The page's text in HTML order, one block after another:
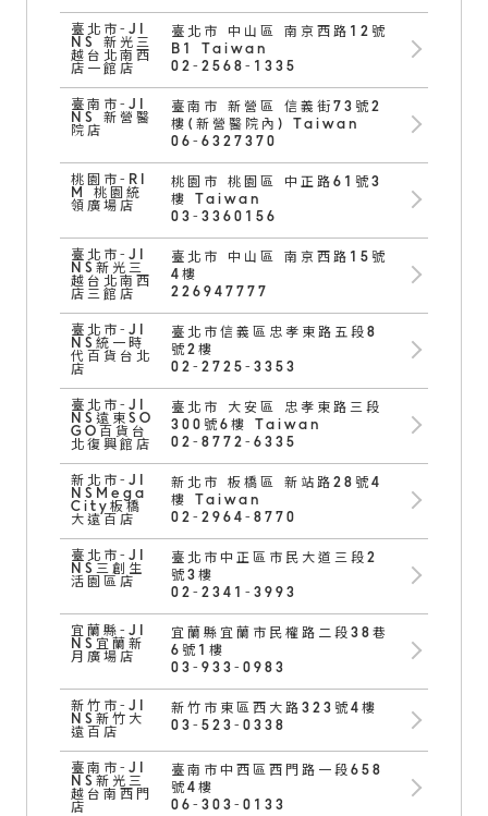
臺北市-JI
NS 新光三
越台北南西
店一館店
臺北市 中山區 南京西路12號
B1 Taiwan
02-2568-1335
臺南市-JI
NS 新營醫
院店
臺南市 新營區 信義街73號2
樓(新營醫院內) Taiwan
06-6327370
桃園市-RI
M 桃園統
領廣場店
桃園市 桃園區 中正路61號3
樓 Taiwan
03-3360156
臺北市-JI
NS新光三
越台北南西
店三館店
臺北市 中山區 南京西路15號
4樓
226947777
臺北市-JI
NS統一時
代百貨台北
店
臺北市信義區忠孝東路五段8
號2樓
02-2725-3353
臺北市-JI
NS遠東SO
GO百貨台
北復興館店
臺北市 大安區 忠孝東路三段
300號6樓 Taiwan
02-8772-6335
新北市-JI
NSMega
City板橋
大遠百店
新北市 板橋區 新站路28號4
樓 Taiwan
02-2964-8770
臺北市-JI
NS三創生
活園區店
臺北市中正區市民大道三段2
號3樓
02-2341-3993
宜蘭縣-JI
NS宜蘭新
月廣場店
宜蘭縣宜蘭市民權路二段38巷
6號1樓
03-933-0983
新竹市-JI
NS新竹大
遠百店
新竹市東區西大路323號4樓
03-523-0338
臺南市-JI
NS新光三
越台南西門
店
臺南市中西區西門路一段658
號4樓
06-303-0133